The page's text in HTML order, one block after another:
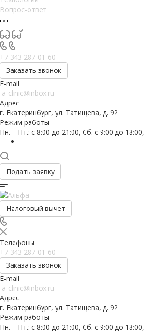
Вопрос-ответ
+7 343 287-01-60
Заказать звонок
E-mail
a-clinic@inbox.ru
Адрес
г. Екатеринбург, ул. Татищева, д. 92
Режим работы
Пн. – Пт.: с 8:00 до 21:00, Сб. с 9:00 до
Подать заявку
Налоговый вычет
Телефоны
+7 343 287-01-60
Заказать звонок
E-mail
a-clinic@inbox.ru
Адрес
г. Екатеринбург, ул. Татищева, д. 92
Режим работы
Пн. – Пт.: с 8:00 до 21:00, Сб. с 9:00 до